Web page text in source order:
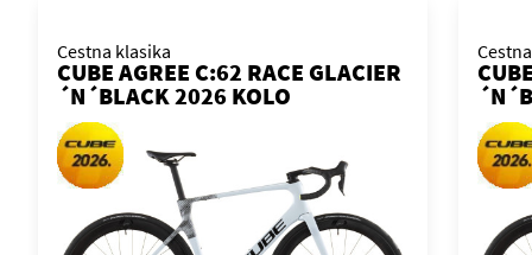
Cestna klasika
CUBE AGREE C:62 RACE GLACIER
´N´BLACK 2026 KOLO